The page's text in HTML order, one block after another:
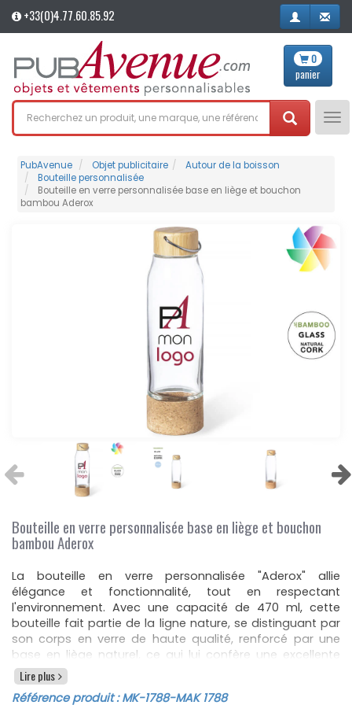
+33(0)4.77.60.85.92
0
panier
PubAvenue Objet publicitaire
Autour de la boisson
Bouteille personnalisée
Bouteille en verre personnalisée base en liège et bouchon
bambou Aderox
Bouteille en verre personnalisée base en liège et bouchon
bambou Aderox
La bouteille en verre personnalisée "Aderox" allie
élégance et fonctionnalité, tout en respectant
l'environnement. Avec une capacité de 470 ml, cette
bouteille fait partie de la ligne nature, se distinguant par
son corps en verre de haute qualité, renforcé par une
base en liège naturel, ce qui lui confère une excellente
stabilité. Le bouchon à vis en bambou, avec sa poignée
intégrée, ajoute une touche d’originalité et de praticité.
Lire plus
Référence produit :MK-1788-MAK 1788